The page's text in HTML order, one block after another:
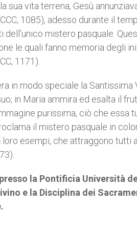
sua vita terrena, Gesù
1085), adesso durante il
mistero pasquale.
le quali fanno memoria degli
1171).
in modo speciale la Santissima
in Maria ammira ed esalta il
purissima, ciò che essa
il mistero pasquale in
esempi, che attraggono tutti
la Pontificia Università
e la Disciplina dei